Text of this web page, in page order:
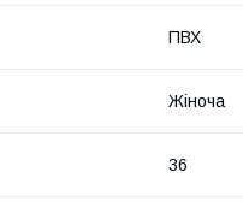
ПВХ
Жіноча
36